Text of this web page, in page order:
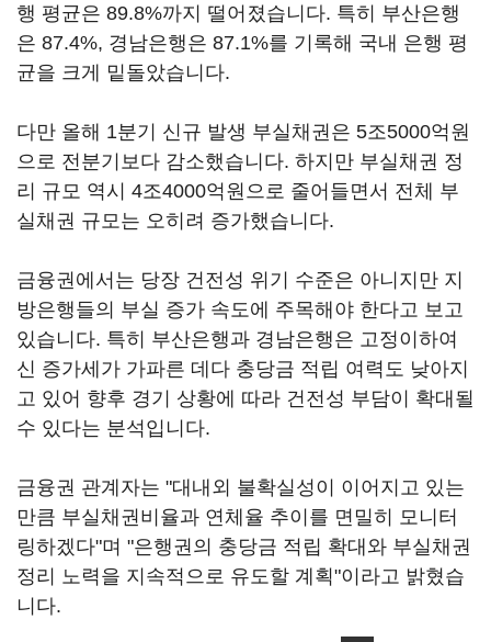
행 평균은 89.8%까지 떨어졌습니다. 특히 부산은행
은 87.4%, 경남은행은 87.1%를 기록해 국내 은행 평
균을 크게 밑돌았습니다.
다만 올해 1분기 신규 발생 부실채권은 5조5000억원
으로 전분기보다 감소했습니다. 하지만 부실채권 정
리 규모 역시 4조4000억원으로 줄어들면서 전체 부
실채권 규모는 오히려 증가했습니다.
금융권에서는 당장 건전성 위기 수준은 아니지만 지
방은행들의 부실 증가 속도에 주목해야 한다고 보고
있습니다. 특히 부산은행과 경남은행은 고정이하여
신 증가세가 가파른 데다 충당금 적립 여력도 낮아지
고 있어 향후 경기 상황에 따라 건전성 부담이 확대될
수 있다는 분석입니다.
금융권 관계자는 "대내외 불확실성이 이어지고 있는
만큼 부실채권비율과 연체율 추이를 면밀히 모니터
링하겠다"며 "은행권의 충당금 적립 확대와 부실채권
정리 노력을 지속적으로 유도할 계획"이라고 밝혔습
니다.